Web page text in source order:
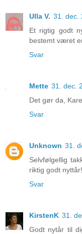
Ulla V. 31. dec.
Et rigtig godt
bestemt været
Svar
Mette 31. dec.
Det gør da,
Svar
Unknown 31.
Selvfølgellig
riktig godt
Svar
KirstenK 31.
Godt nytår til